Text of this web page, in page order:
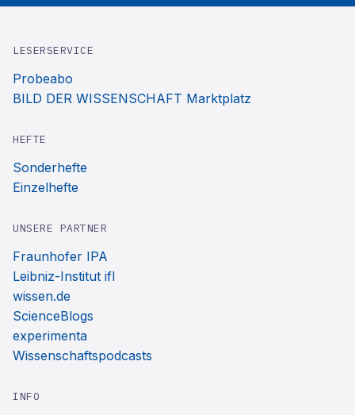
LESERSERVICE
Probeabo
BILD DER WISSENSCHAFT Marktplatz
HEFTE
Sonderhefte
Einzelhefte
UNSERE PARTNER
Fraunhofer IPA
Leibniz-Institut ifl
wissen.de
ScienceBlogs
experimenta
Wissenschaftspodcasts
INFO